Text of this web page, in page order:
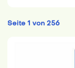
Seite 1 von 256